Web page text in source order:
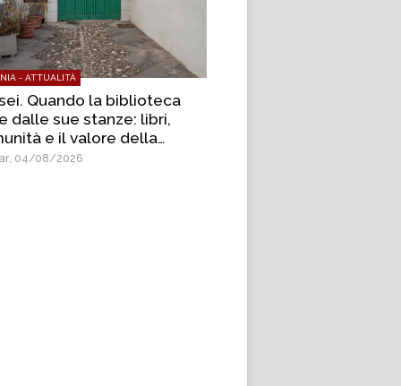
- ATTUALITÀ
Quando la biblioteca
dalle sue stanze: libri,
e il valore della
condivisa
04/08/2026